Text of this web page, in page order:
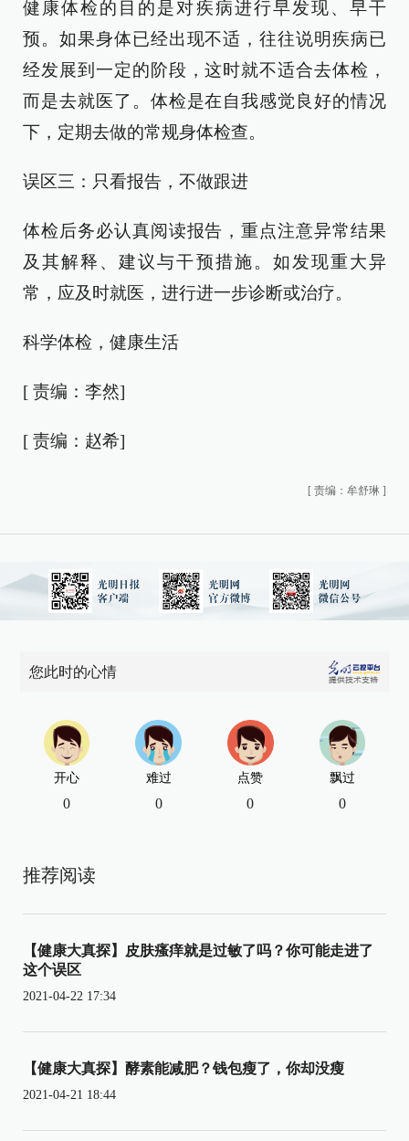
健康体检的目的是对疾病进行早发现、早干
预。如果身体已经出现不适，往往说明疾病已
经发展到一定的阶段，这时就不适合去体检，
而是去就医了。体检是在自我感觉良好的情况
下，定期去做的常规身体检查。
误区三：只看报告，不做跟进
体检后务必认真阅读报告，重点注意异常结果
及其解释、建议与干预措施。如发现重大异
常，应及时就医，进行进一步诊断或治疗。
科学体检，健康生活
[ 责编：李然]
[ 责编：赵希]
[ 责编：牟舒琳 ]
您此时的心情
开心
0
难过
0
点赞
0
飘过
0
推荐阅读
【健康大真探】皮肤瘙痒就是过敏了吗？你可能走进了
这个误区
2021-04-22 17:34
【健康大真探】酵素能减肥？钱包瘦了，你却没瘦
2021-04-21 18:44